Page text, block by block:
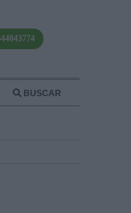
BUSCAR